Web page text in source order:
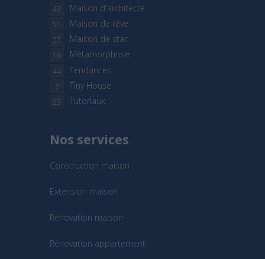
Maison d'architecte
47
Maison de rêve
51
Maison de star
27
Métamorphose
16
Tendances
44
Tiny House
7
Tutoriaux
23
Nos services
Construction maison
Extension maison
Rénovation maison
Rénovation appartement